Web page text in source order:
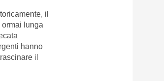
il
lunga
hanno
il